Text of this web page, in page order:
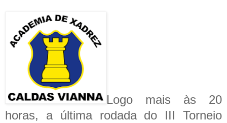
Logo mais às 20
horas, a última rodada do III Torneio